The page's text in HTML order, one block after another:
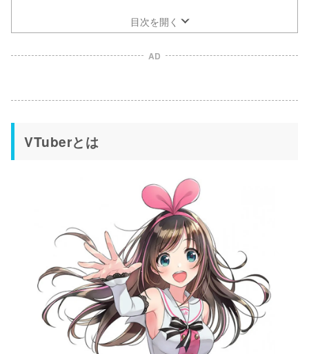
目次を開く
AD
VTuberとは